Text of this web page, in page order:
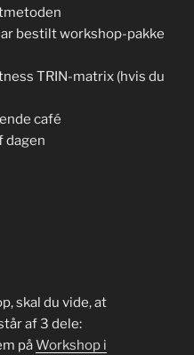
bestilt workshop-pakke
TRIN-matrix (hvis du
café
dagen
skal du vide, at
af 3 dele:
påWorkshop i